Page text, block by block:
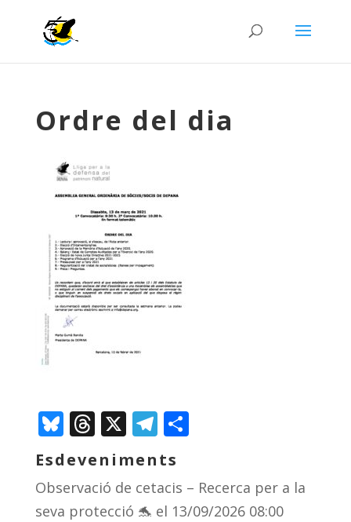
Ordre del dia
Bluesky
Threads
X Telegram
Comparteix
Esdeveniments
Observació de cetacis – Recerca per a la
seva protecció 🐬 el 13/09/2026 08:00